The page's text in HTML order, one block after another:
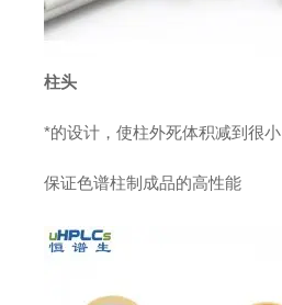
柱头
*的设计，使柱外死体积减到很小
保证色谱柱制成品的高性能